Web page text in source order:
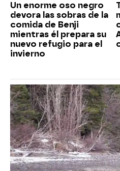
Un enorme oso negro
devora las sobras de la
comida de Benji
mientras él prepara su
nuevo refugio para el
invierno